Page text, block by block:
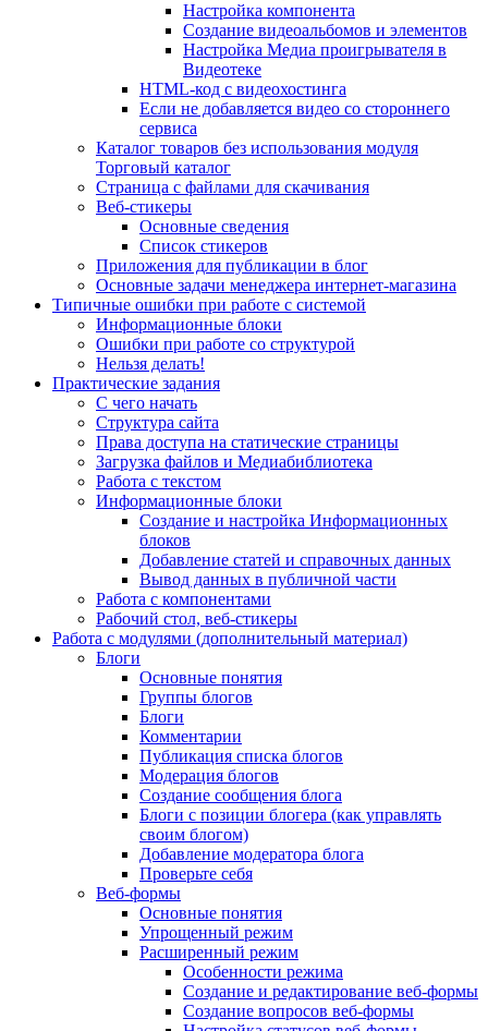
Настройка компонента
Создание видеоальбомов и элементов
Настройка Медиа проигрывателя в
Видеотеке
HTML-код с видеохостинга
Если не добавляется видео со стороннего
сервиса
Каталог товаров без использования модуля
Торговый каталог
Страница с файлами для скачивания
Веб-стикеры
Основные сведения
Список стикеров
Приложения для публикации в блог
Основные задачи менеджера интернет-магазина
Типичные ошибки при работе с системой
Информационные блоки
Ошибки при работе со структурой
Нельзя делать!
Практические задания
С чего начать
Структура сайта
Права доступа на статические страницы
Загрузка файлов и Медиабиблиотека
Работа с текстом
Информационные блоки
Создание и настройка Информационных
блоков
Добавление статей и справочных данных
Вывод данных в публичной части
Работа с компонентами
Рабочий стол, веб-стикеры
Работа с модулями (дополнительный материал)
Блоги
Основные понятия
Группы блогов
Блоги
Комментарии
Публикация списка блогов
Модерация блогов
Создание сообщения блога
Блоги с позиции блогера (как управлять
своим блогом)
Добавление модератора блога
Проверьте себя
Веб-формы
Основные понятия
Упрощенный режим
Расширенный режим
Особенности режима
Создание и редактирование веб-формы
Создание вопросов веб-формы